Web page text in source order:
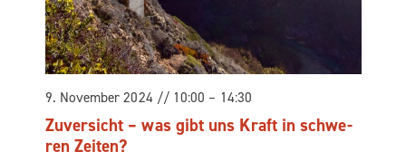
9. Novem­ber 2024 // 10:00 – 14:30
Zuver­sicht – was gibt uns Kraft in schwe­
ren Zeiten?